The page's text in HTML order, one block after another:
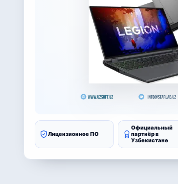
Лицензионное ПО
Официальный
партнёр в
Узбекистане